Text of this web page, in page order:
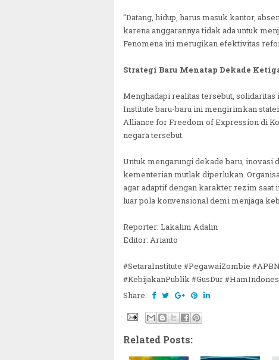
"Datang, hidup, harus masuk kantor,
karena anggarannya tidak ada untuk
Fenomena ini merugikan efektivitas
Strategi Baru Menatap Dekade
Menghadapi realitas tersebut, solidaritas
Institute baru-baru ini mengirimkan
Alliance for Freedom of Expression di
negara tersebut.
Untuk mengarungi dekade baru, inovasi
kementerian mutlak diperlukan.
agar adaptif dengan karakter rezim
luar pola konvensional demi menjaga
Reporter: Lakalim Adalin
Editor: Arianto
#SetaraInstitute #PegawaiZombie
#KebijakanPublik #GusDur
Share:
Related Posts: